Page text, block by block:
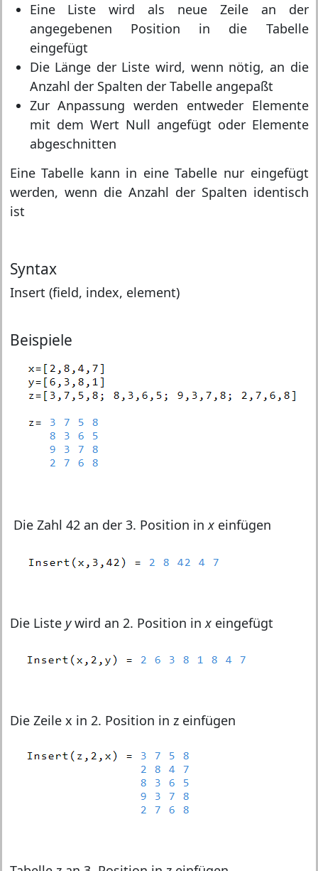
Eine Liste wird als neue Zeile an der
angegebenen Position in die Tabelle
eingefügt
Die Länge der Liste wird, wenn nötig, an die
Anzahl der Spalten der Tabelle angepaßt
Zur Anpassung werden entweder Elemente
mit dem Wert Null angefügt oder Elemente
abgeschnitten
Eine Tabelle kann in eine Tabelle nur eingefügt
werden, wenn die Anzahl der Spalten identisch
ist
Syntax
Insert (field, index, element)
Beispiele
Die Zahl 42 an der 3. Position inxeinfügen
Die Liste ywird an 2. Position inxeingefügt
Die Zeile x in 2. Position in z einfügen